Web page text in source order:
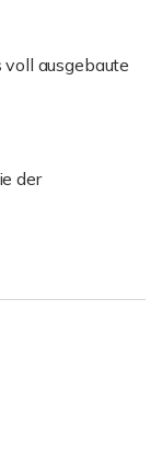
ausgebaute
der